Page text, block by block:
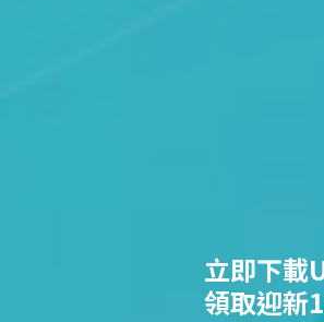
立即下
領取迎新